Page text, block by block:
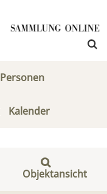
Personen
Kalender
Objektansicht